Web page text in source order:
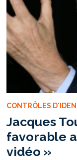
CONTRÔLES
Jacques
favorable
vidéo »